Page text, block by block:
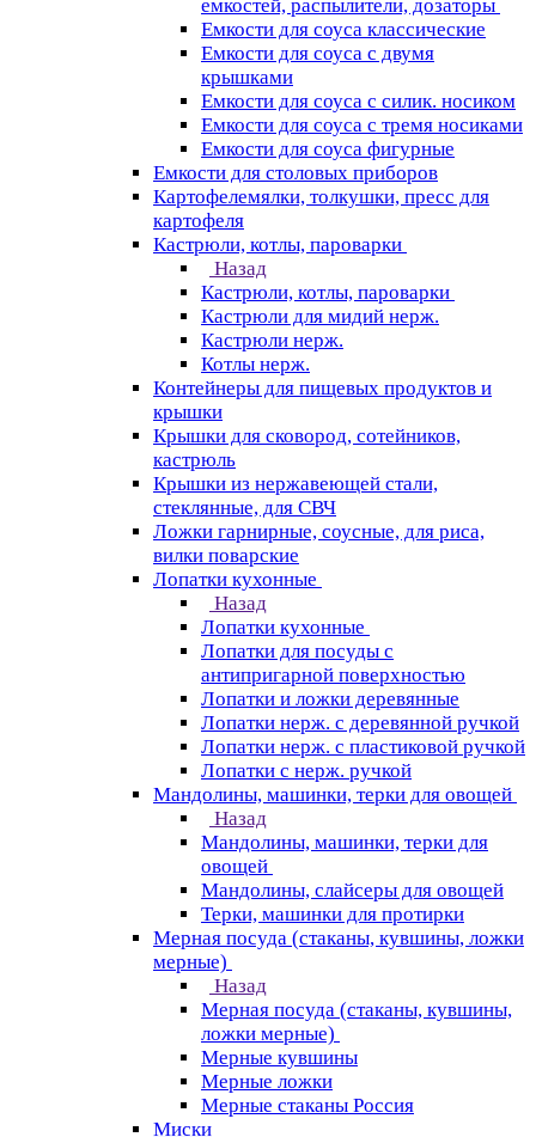
емкостей, распылители, дозаторы
Емкости для соуса классические
Емкости для соуса с двумя
крышками
Емкости для соуса с силик. носиком
Емкости для соуса с тремя носиками
Емкости для соуса фигурные
Емкости для столовых приборов
Картофелемялки, толкушки, пресс для
картофеля
Кастрюли, котлы, пароварки
Назад
Кастрюли, котлы, пароварки
Кастрюли для мидий нерж.
Кастрюли нерж.
Котлы нерж.
Контейнеры для пищевых продуктов и
крышки
Крышки для сковород, сотейников,
кастрюль
Крышки из нержавеющей стали,
стеклянные, для СВЧ
Ложки гарнирные, соусные, для риса,
вилки поварские
Лопатки кухонные
Назад
Лопатки кухонные
Лопатки для посуды с
антипригарной поверхностью
Лопатки и ложки деревянные
Лопатки нерж. с деревянной ручкой
Лопатки нерж. с пластиковой ручкой
Лопатки с нерж. ручкой
Мандолины, машинки, терки для овощей
Назад
Мандолины, машинки, терки для
овощей
Мандолины, слайсеры для овощей
Терки, машинки для протирки
Мерная посуда (стаканы, кувшины, ложки
мерные)
Назад
Мерная посуда (стаканы, кувшины,
ложки мерные)
Мерные кувшины
Мерные ложки
Мерные стаканы Россия
Миски